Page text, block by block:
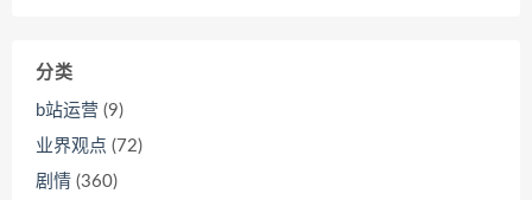
分类
b站运营 (9)
业界观点 (72)
剧情 (360)